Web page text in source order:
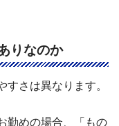
りなのか
すさは異なります。
勤めの場合、「もの